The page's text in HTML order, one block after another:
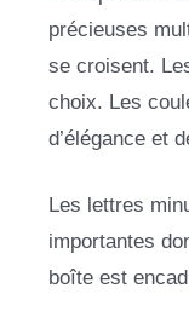
précieuses
se croisent.
choix. Les
d’élégance et
Les lettres
importantes
boîte est